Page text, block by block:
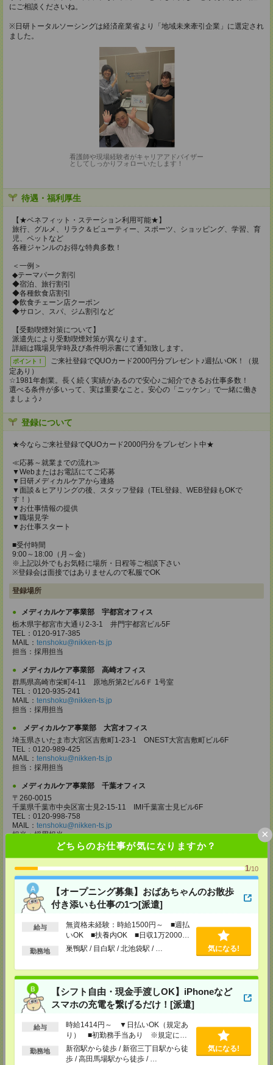
どちらのお仕事が気になりますか？
1/10
【オープニング募集】おばあちゃんのお散歩
付き添いも仕事の1つ[派遣]
給与
無資格未経験：時給1500円～ ■週払
いOK ■扶養内OK ■日収1万2000円
以上
勤務地 巣鴨駅 / 目白駅 / 北池袋駅 / … 気になる!
【シフト自由・現金手渡しOK】iPhoneなど
スマホの充電を繋げるだけ！[派遣]
給与
時給1414円～ ▼日払いOK（規定あ
り） ■初勤務手当あり ※規定によ
る
勤務地
新宿駅から徒歩 / 新宿三丁目駅から徒
歩 / 高田馬場駅から徒歩 / …
気になる!
×
にご相談くださいね。
※日研トータルソーシングは経済産業省より「地域未来牽引企業」に選定され
ました。
看護師や現場経験者がキャリアアドバイザー
としてしっかりフォローいたします！
待遇・福利厚生
【★ベネフィット・ステーション利用可能★】
旅行、グルメ、リラク＆ビューティー、スポーツ、ショッピング、学習、育
児、ペットなど
各種ジャンルのお得な特典多数！
＜一例＞
◆テーマパーク割引
◆宿泊、旅行割引
◆各種飲食店割引
◆飲食チェーン店クーポン
◆サロン、スパ、ジム割引など
【受動喫煙対策について】
派遣先により受動喫煙対策が異なります。
詳細は職場見学時及び条件明示書にて通知致します。
ポイント！
ご来社登録でQUOカード2000円分プレゼント♪週払いOK！（規
定あり）
☆1981年創業。長く続く実績があるので安心♪ご紹介できるお仕事多数！
選べる条件が多いって、実は重要なこと。安心の「ニッケン」で一緒に働き
ましょう♪
登録について
★今ならご来社登録でQUOカード2000円分をプレゼント中★
≪応募～就業までの流れ≫
▼Webまたはお電話にてご応募
▼日研メディカルケアから連絡
▼面談＆ヒアリングの後、スタッフ登録（TEL登録、WEB登録もOKで
す！）
▼お仕事情報の提供
▼職場見学
▼お仕事スタート
■受付時間
9:00～18:00（月～金）
※上記以外でもお気軽に場所・日程等ご相談下さい
※登録会は面接ではありませんので私服でOK
登録場所
メディカルケア事業部 宇都宮オフィス
栃木県宇都宮市大通り2-3-1 井門宇都宮ビル5F
TEL：0120-917-385
MAIL： tenshoku@nikken-ts.jp
担当：採用担当
メディカルケア事業部 高崎オフィス
群馬県高崎市栄町4-11 原地所第2ビル6Ｆ 1号室
TEL：0120-935-241
MAIL： tenshoku@nikken-ts.jp
担当：採用担当
メディカルケア事業部 大宮オフィス
埼玉県さいたま市大宮区吉敷町1-23-1 ONEST大宮吉敷町ビル6F
TEL：0120-989-425
MAIL： tenshoku@nikken-ts.jp
担当：採用担当
メディカルケア事業部 千葉オフィス
〒260-0015
千葉県千葉市中央区富士見2-15-11 IMI千葉富士見ビル6F
TEL：0120-998-758
MAIL： tenshoku@nikken-ts.jp
担当：採用担当
メディカルケア事業部 柏オフィス
千葉県柏市末広町5-19 第12関口ビル7F 705号室
TEL：0120-935-218
MAIL：tenshoku@nikken-ts.jp
担当：採用担当
メディカルケア事業部 新宿オフィス
東京都新宿区新宿2-3-10 新宿御苑ビル6階
TEL：0120-457-235
tenshoku@nikken-ts.jp
担当：採用担当
メディカルケア事業部 立川事業所
東京都立川市錦町1-12-14
TEL：0120-934-200
MAIL：tenshoku@nikken-ts.jp
担当：採用担当
メディカルケア事業部 町田オフィス
東京都町田市森野1-7-23 大樹生命町田ビル6F
TEL：0120-453-285
MAIL：tenshoku@nikken-ts.jp